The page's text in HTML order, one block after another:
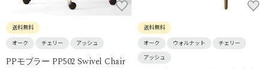
送料無料
オーク
チェリー アッシュ
PPモブラー PP502 Swivel Chair
送料無料
オーク
ウォルナット
チェリー
アッシュ